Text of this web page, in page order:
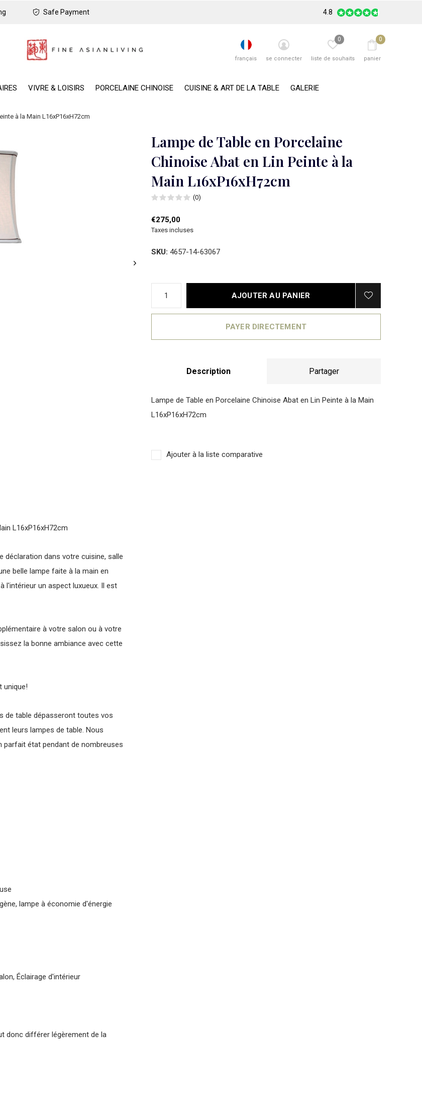
VIVRE & LOISIRS PORCELAINE CHINOISE CUISINE & ART DE LA TABLE GALERIE
français se connecter liste de souhaits
0
panier
0
Safe Payment 4.8
à la Main L16xP16xH72cm
Lampe de Table en Porcelaine
Chinoise Abat en Lin Peinte à la
Main L16xP16xH72cm
(0)
€275,00
Taxes incluses
SKU: 4657-14-63067
AJOUTER AU PANIER
PAYER DIRECTEMENT
Description Partager
Lampe de Table en Porcelaine Chinoise Abat en Lin Peinte à la Main
L16xP16xH72cm
Ajouter à la liste comparative
L16xP16xH72cm
déclaration dans votre cuisine, salle
belle lampe faite à la main en
l'intérieur un aspect luxueux. Il est
à votre salon ou à votre
la bonne ambiance avec cette
unique!
de table dépasseront toutes vos
leurs lampes de table. Nous
parfait état pendant de nombreuses
lampe à économie d'énergie
Éclairage d'intérieur
donc différer légèrement de la